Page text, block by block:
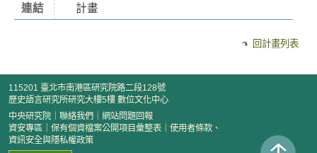
連結
計畫
回計畫列表
115201 臺北市南港區研究院路二段128號
歷史語言研究所研究大樓5樓 數位文化中心
中央研究院
聯絡我們
網站問題回報
資安專區
保有個資檔案公開項目彙整表
使用者條款、
資訊安全與隱私權政策